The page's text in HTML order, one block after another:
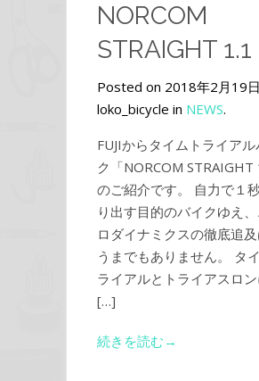
NORCOM
STRAIGHT 1.1
Posted on 2018年2月19
loko_bicycle in NEWS.
FUJIからタイムトライアル
ク「NORCOM STRAIGHT
のご紹介です。 自力で１
り出す目的のバイクゆえ
ロダイナミクスの徹底追
うまでもありません。 タ
ライアルとトライアスロ
[…]
続きを読む→